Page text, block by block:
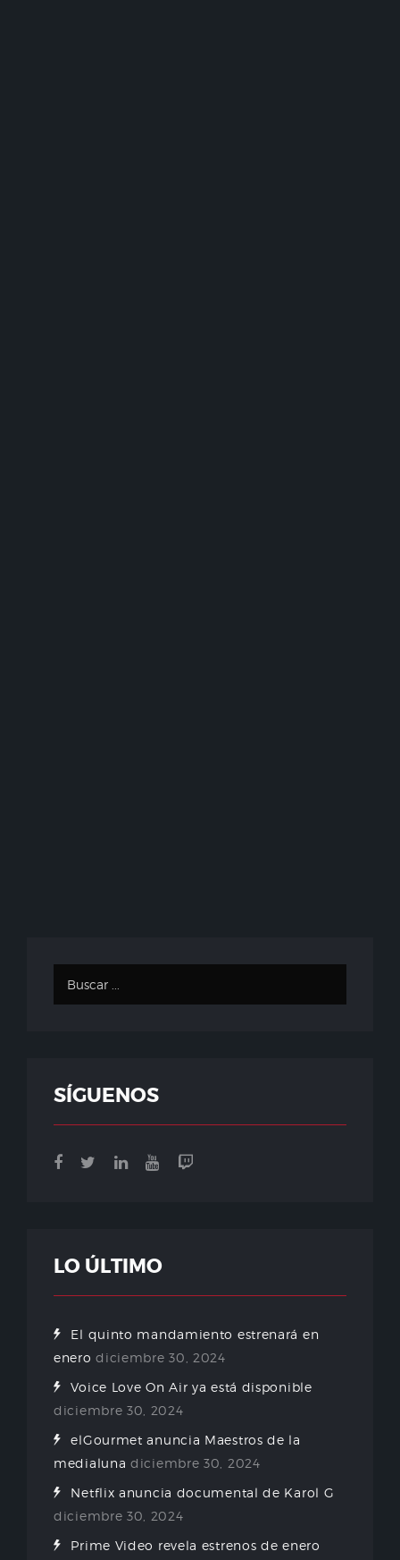
SÍGUENOS
LO ÚLTIMO
El quinto mandamiento estrenará en
enero diciembre 30, 2024
Voice Love On Air ya está disponible
diciembre 30, 2024
elGourmet anuncia Maestros de la
medialuna diciembre 30, 2024
Netflix anuncia documental de Karol G
diciembre 30, 2024
Prime Video revela estrenos de enero